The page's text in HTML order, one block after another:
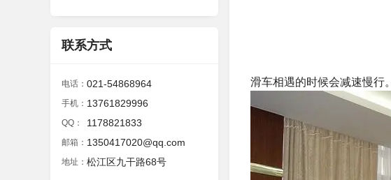
联系方式
电话： 021-54868964
手机： 13761829996
QQ： 1178821833
邮箱： 1350417020@qq.com
地址： 松江区九干路68号
滑车相遇的时候会减速慢行。